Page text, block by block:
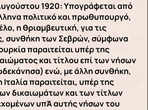
1920: Υπογράφεται από
πολιτικό και πρωθυπουργό,
η θριαμβευτική, για τις
συνθήκη των Σεβρών, σύμφωνα
παραιτείται υπέρ της
και τίτλου επί των νήσων
ενώ, με άλλη συνθήκη,
παραιτείται, υπέρ της
δικαιωμάτων και των τίτλων
υπΆ αυτής νήσων του